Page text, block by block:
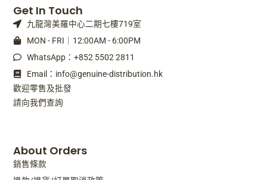
F
a
c
e
b
o
o
k
-
f
M
a
i
l
-
b
u
l
k
About Orders
銷售條款
Get In Touch
九龍灣美羅中心二期七樓719室
MON - FRI｜12:00AM - 6:00PM
WhatsApp：+852 5502 2811
Email：info@genuine-distribution.hk
歡迎零售及批發
請向我們查詢